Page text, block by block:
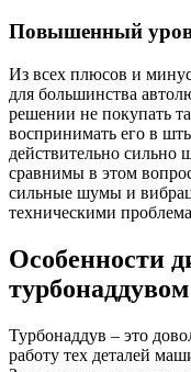
Повышенный
Из всех плюсов и
для большинства
решении не покупать
воспринимать его в
действительно
сравнимы в этом
сильные шумы и
техническими
Особенности
турбонаддувом
Турбонаддув – это
работу тех деталей